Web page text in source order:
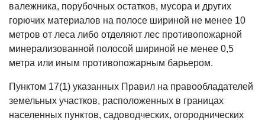
валежника, порубочных остатков, мусора и других
горючих материалов на полосе шириной не менее 10
метров от леса либо отделяют лес противопожарной
минерализованной полосой шириной не менее 0,5
метра или иным противопожарным барьером.
Пунктом 17(1) указанных Правил на правообладателей
земельных участков, расположенных в границах
населенных пунктов, садоводческих, огороднических